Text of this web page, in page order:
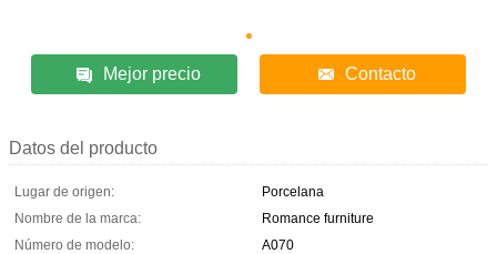
Mejor precio Contacto
Datos del producto
Lugar de origen:
Porcelana
Nombre de la marca:
Romance furniture
Número de modelo:
A070